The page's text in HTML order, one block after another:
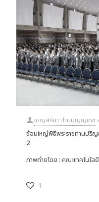
เบญสิร์ยา ปานปุญญเดช
ซ้อมใหญ่พิธีพระราชทานปริ
2
ภาพถ่ายโดย : คณะเทคโนโล
1